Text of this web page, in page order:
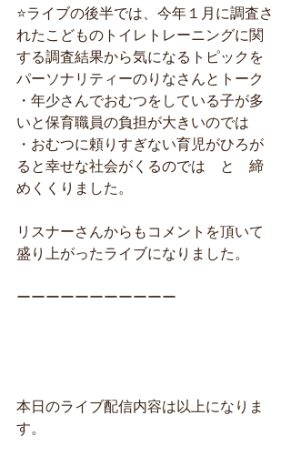
⭐️ライブの後半では、今年１月に調査さ
れたこどものトイレトレーニングに関
する調査結果から気になるトピックを
パーソナリティーのりなさんとトーク
・年少さんでおむつをしている子が多
いと保育職員の負担が大きいのでは
・おむつに頼りすぎない育児がひろが
ると幸せな社会がくるのでは　と　締
めくくりました。
リスナーさんからもコメントを頂いて
盛り上がったライブになりました。
ーーーーーーーーーーー
本日のライブ配信内容は以上になりま
す。